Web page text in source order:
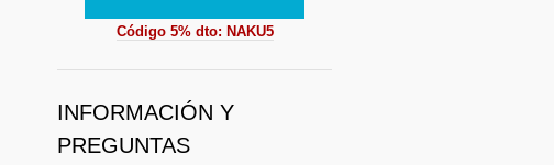
Código 5% dto: NAKU5
INFORMACIÓN Y
PREGUNTAS